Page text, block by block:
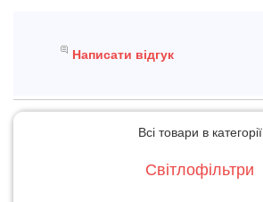
Написати відгук
Всі товари в категорії
Світлофільтри